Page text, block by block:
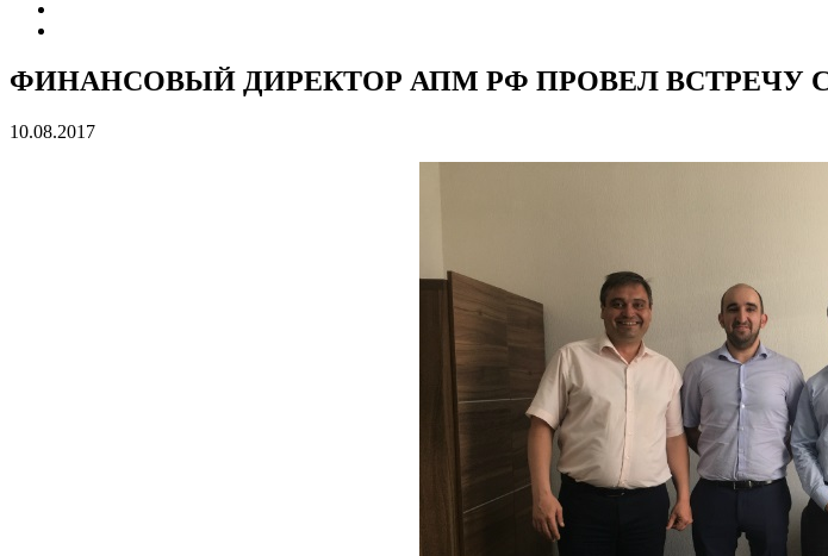
ФИНАНСОВЫЙ ДИРЕКТОР АПМ РФ ПРОВЕЛ ВСТРЕЧУ
10.08.2017